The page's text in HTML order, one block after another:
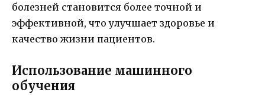
болезней становится более точной и
эффективной, что улучшает здоровье и
качество жизни пациентов.
Использование машинного
обучения